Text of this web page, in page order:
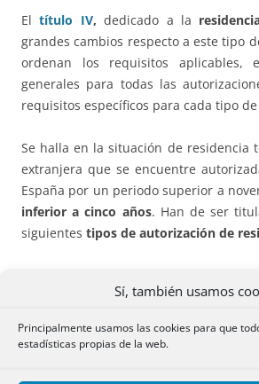
Sí, también usamos
Principalmente usamos las cookies para que
estadísticas propias de la web.
Eltítulo IV, dedicado a la
grandes cambios respecto a este tipo
ordenan los requisitos aplicables,
generales para todas las
requisitos específicos para cada tipo
Se halla en la situación de residencia
extranjera que se encuentre
España por un periodo superior a
inferior a cinco años. Han de ser
siguientes tipos de autorización de
por reagrupación familiar.
trabajo por cuenta propia.